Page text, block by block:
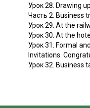
Урок 28. Drawing
Часть 2. Business
Урок 29. At the
Урок 30. At the
Урок 31. Formal
Invitations.
Урок 32. Business